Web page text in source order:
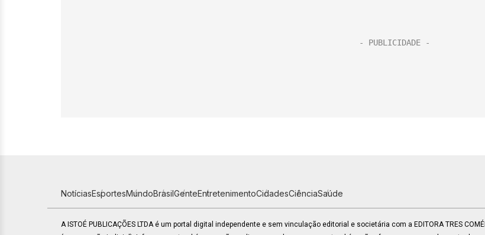
NotíciasEsportesMundoBrasilGenteEntretenimentoCidadesCiênciaSaúde
A ISTOÉ PUBLICAÇÕES LTDA é um portal digital independente e sem vinculação editorial e societária com a EDITORA TRES